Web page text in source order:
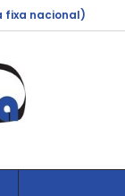
fixa nacional)